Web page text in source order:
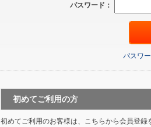
パスワード：
パスワ
初めてご利用の方
初めてご利用のお客様は、こちらから会員登録